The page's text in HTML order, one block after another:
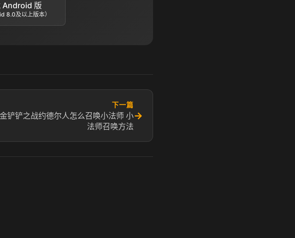
Android 版
8.0及以上版本）
下一篇
金铲铲之战约德尔人怎么召唤小法师 小
法师召唤方法
→